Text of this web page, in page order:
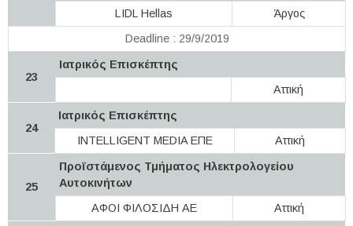
LIDL Hellas
Άργος
Deadline : 29/9/2019
23
Ιατρικός Επισκέπτης
Αττική
24
Ιατρικός Επισκέπτης
INTELLIGENT MEDIA ΕΠΕ
Αττική
25
Προϊστάμενος Τμήματος Ηλεκτρολογείου
Αυτοκινήτων
ΑΦΟΙ ΦΙΛΟΣΙΔΗ ΑΕ
Αττική